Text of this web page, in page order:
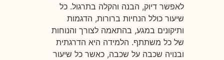
לאפשר דיוק, הבנה והקלה בתרגול. כל
שיעור כולל הנחיות ברורות, הדגמות
ותיקונים במגע, בהתאמה לצורך והנוחות
של כל משתתף. הלמידה היא הדרגתית
ובנויה שכבה על שכבה, כאשר כל שיעור